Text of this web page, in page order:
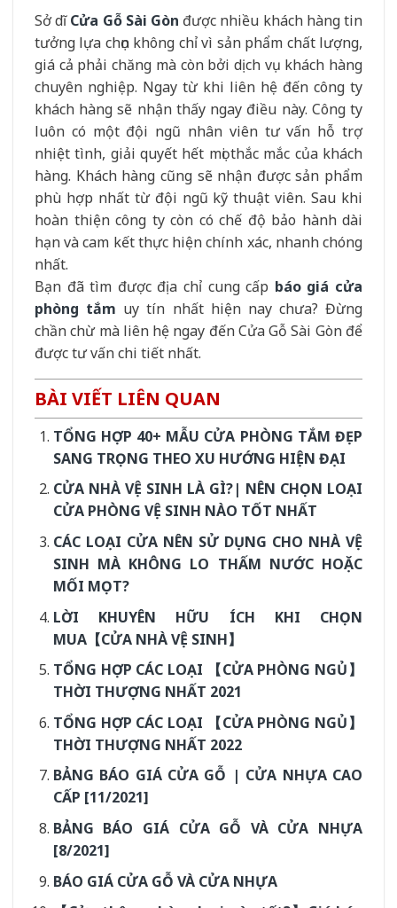
Sở dĩCửa Gỗ Sài Gòn được nhiều khách hàng tin
tưởng lựa chọn không chỉ vì sản phẩm chất lượng,
giá cả phải chăng mà còn bởi dịch vụ khách hàng
chuyên nghiệp. Ngay từ khi liên hệ đến công ty
khách hàng sẽ nhận thấy ngay điều này. Công ty
luôn có một đội ngũ nhân viên tư vấn hỗ trợ
nhiệt tình, giải quyết hết mọi thắc mắc của khách
hàng. Khách hàng cũng sẽ nhận được sản phẩm
phù hợp nhất từ đội ngũ kỹ thuật viên. Sau khi
hoàn thiện công ty còn có chế độ bảo hành dài
hạn và cam kết thực hiện chính xác, nhanh chóng
nhất.
Bạn đã tìm được địa chỉ cung cấp báo giá cửa
phòng tắm uy tín nhất hiện nay chưa? Đừng
chần chừ mà liên hệ ngay đến Cửa Gỗ Sài Gòn để
được tư vấn chi tiết nhất.
BÀI VIẾT LIÊN QUAN
TỔNG HỢP 40+ MẪU CỬA PHÒNG TẮM ĐẸP
SANG TRỌNG THEO XU HƯỚNG HIỆN ĐẠI
CỬA NHÀ VỆ SINH LÀ GÌ?| NÊN CHỌN LOẠI
CỬA PHÒNG VỆ SINH NÀO TỐT NHẤT
CÁC LOẠI CỬA NÊN SỬ DỤNG CHO NHÀ VỆ
SINH MÀ KHÔNG LO THẤM NƯỚC HOẶC
MỐI MỌT?
LỜI KHUYÊN HỮU ÍCH KHI CHỌN
MUA【CỬA NHÀ VỆ SINH】
TỔNG HỢP CÁC LOẠI 【CỬA PHÒNG NGỦ】
THỜI THƯỢNG NHẤT 2021
TỔNG HỢP CÁC LOẠI 【CỬA PHÒNG NGỦ】
THỜI THƯỢNG NHẤT 2022
BẢNG BÁO GIÁ CỬA GỖ | CỬA NHỰA CAO
CẤP [11/2021]
BẢNG BÁO GIÁ CỬA GỖ VÀ CỬA NHỰA
[8/2021]
BÁO GIÁ CỬA GỖ VÀ CỬA NHỰA